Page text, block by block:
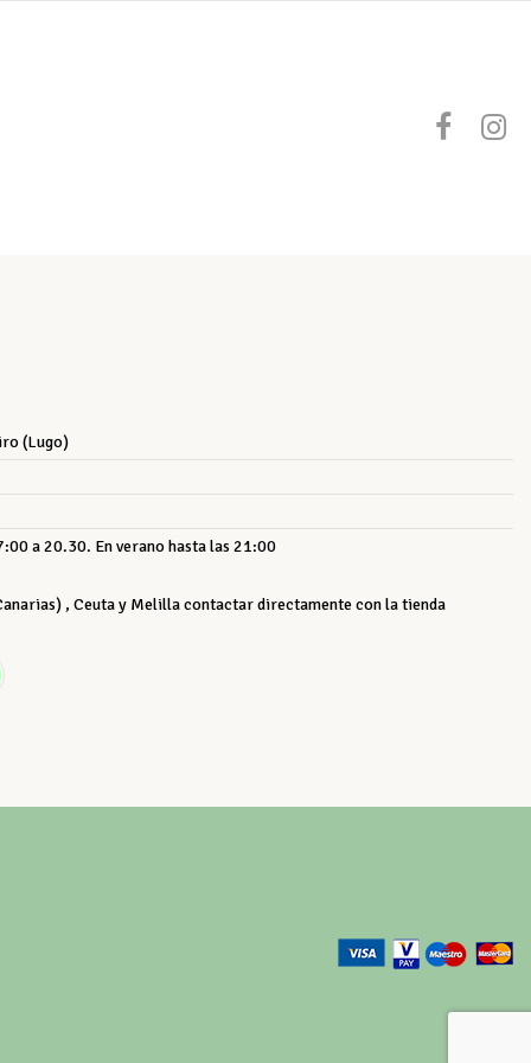
(Lugo)
a 20.30. En verano hasta las 21:00
, Ceuta y Melilla contactar directamente con la tienda